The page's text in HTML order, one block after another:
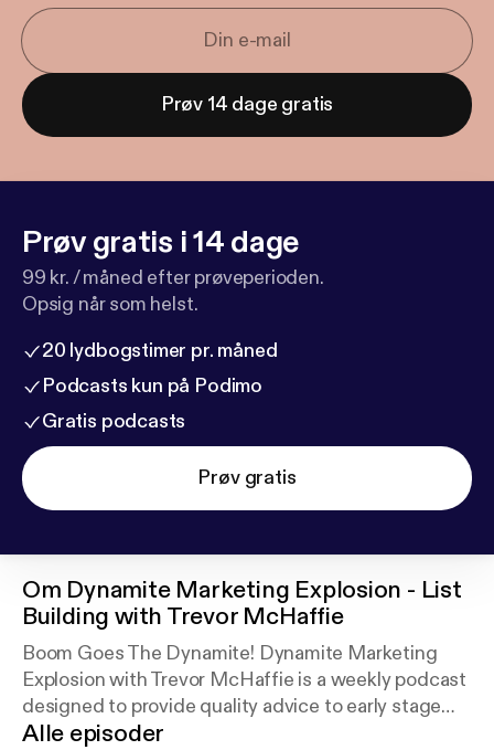
Prøv 14 dage gratis
Prøv gratis i 14 dage
99 kr. / måned efter prøveperioden.
Opsig når som helst.
20 lydbogstimer pr. måned
Podcasts kun på Podimo
Gratis podcasts
Prøv gratis
Om Dynamite Marketing Explosion - List
Building with Trevor McHaffie
Boom Goes The Dynamite! Dynamite Marketing
Explosion with Trevor McHaffie is a weekly podcast
designed to provide quality advice to early stage
marketers who want to build an email list of buyers.
Alle episoder